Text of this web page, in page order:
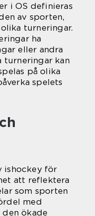
i OS definieras
av sporten,
turneringar.
ha
eller andra
turneringar kan
på olika
spelets
ishockey för
att reflektera
som sporten
med
ökade